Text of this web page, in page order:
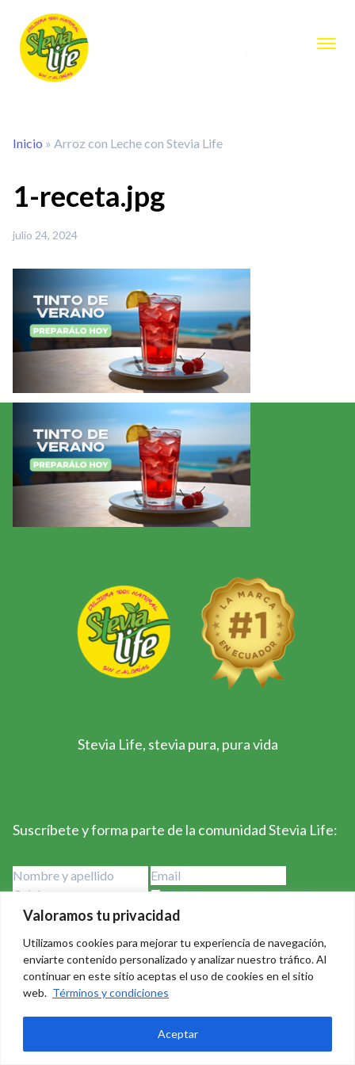
Valoramos tu privacidad
Utilizamos cookies para mejorar tu experiencia de navegación,
enviarte contenido personalizado y analizar nuestro tráfico. Al
continuar en este sitio aceptas el uso de cookies en el sitio
web. Términos y condiciones
Aceptar
Inicio » Arroz con Leche con Stevia Life
1-receta.jpg
julio 24, 2024
Stevia Life, stevia pura, pura vida
Suscríbete y forma parte de la comunidad Stevia Life:
He leído y acepto los términos y
condiciones
Stevia Life 2023-2024 - Derechos Reservados Creado por
Política de privacidad